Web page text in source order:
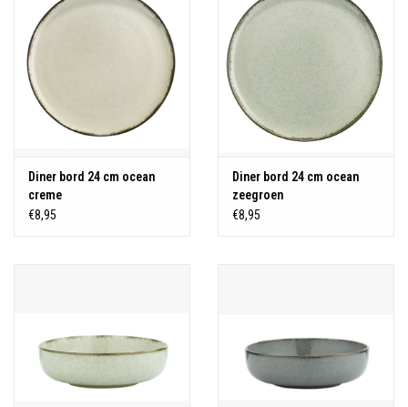
Diner bord 24 cm ocean
creme
€8,95
Diner bord 24 cm ocean
zeegroen
€8,95